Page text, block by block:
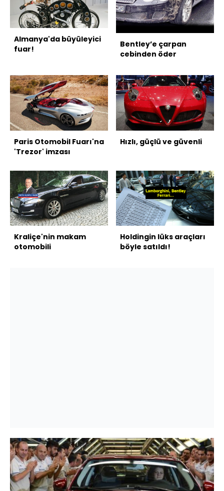
Almanya'da büyüleyici
fuar!
Bentley’e çarpan
cebinden öder
Paris Otomobil Fuarı'na
'Trezor' imzası
Hızlı, güçlü ve güvenli
Kraliçe'nin makam
otomobili
Holdingin lüks araçları
böyle satıldı!